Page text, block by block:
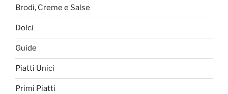
Brodi, Creme e Salse
Dolci
Guide
Piatti Unici
Primi Piatti